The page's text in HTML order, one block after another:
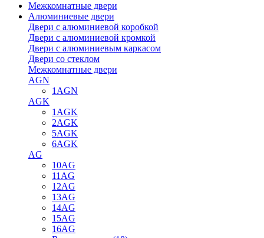
Межкомнатные двери
Алюминиевые двери
Двери с алюминиевой коробкой
Двери с алюминиевой кромкой
Двери с алюминиевым каркасом
Двери со стеклом
Межкомнатные двери
AGN
1AGN
AGK
1AGK
2AGK
5AGK
6AGK
AG
10AG
11AG
12AG
13AG
14AG
15AG
16AG